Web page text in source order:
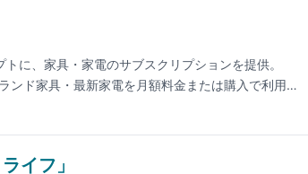
に、家具・家電のサブスクリプションを提供。
ド家具・最新家電を月額料金または購入で利用可
イフ」